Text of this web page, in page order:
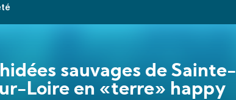
sauvages de Sainte-
Loire en «terre» happy